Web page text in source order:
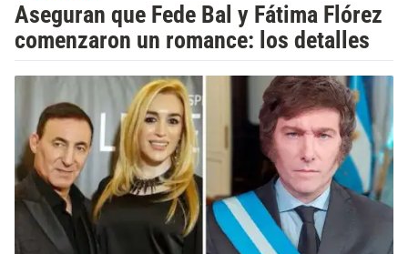
Aseguran que Fede Bal y Fátima Flórez
comenzaron un romance: los detalles